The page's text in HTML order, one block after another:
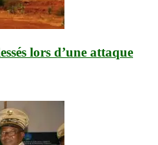
lors d’une attaque